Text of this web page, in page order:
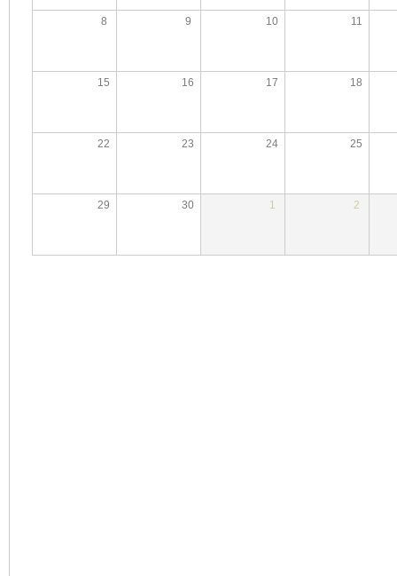
8 9 10 11
15 16 17 18
22 23 24 25
29 30 1 2